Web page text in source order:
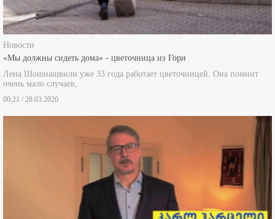
Новости
«Мы должны сидеть дома» - цветочница из Гори
Лена Шошиашвили уже 33 года работает цветочницей. Она помнит
очень мало случаев,
00:21 / 28.03.2020